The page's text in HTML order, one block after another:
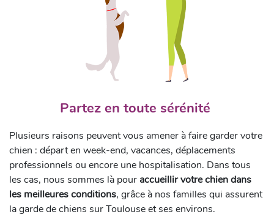
Partez en toute sérénité
Plusieurs raisons peuvent vous amener à faire garder votre
chien : départ en week-end, vacances, déplacements
professionnels ou encore une hospitalisation. Dans tous
les cas, nous sommes là pour accueillir votre chien dans
les meilleures conditions, grâce à nos familles qui assurent
la garde de chiens sur Toulouse et ses environs.